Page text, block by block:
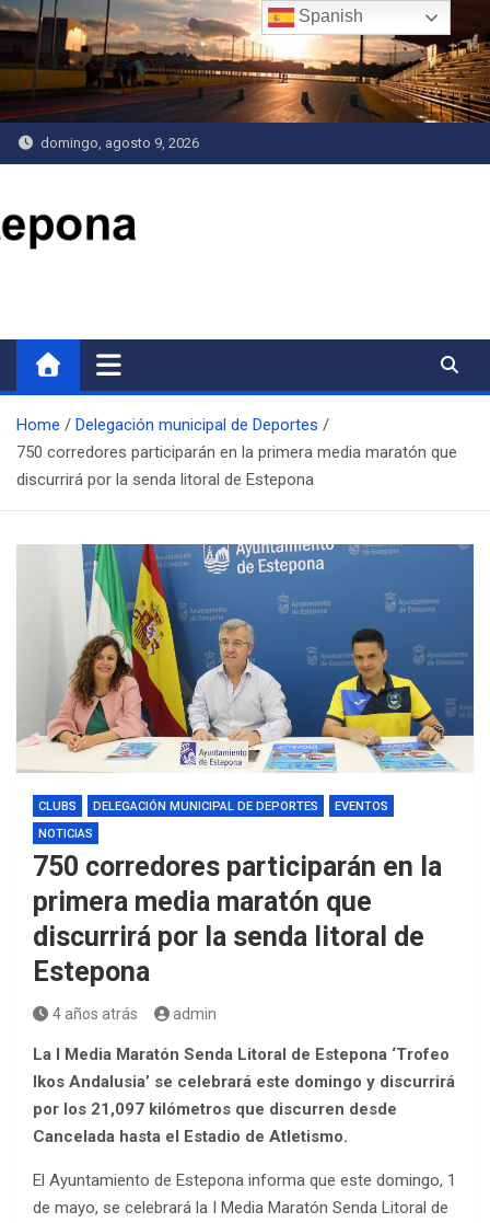
Saltar
contenido
domingo, agosto 9, 2026
Home
Delegación municipal de Deportes
750 corredores participarán en la primera media maratón que
discurrirá por la senda litoral de Estepona
CLUBS DELEGACIÓN MUNICIPAL DE DEPORTES
EVENTOS
NOTICIAS
750 corredores participarán en la
primera media maratón que
discurrirá por la senda litoral de
Estepona
4 años atrás admin
La I Media Maratón Senda Litoral de Estepona ‘Trofeo
Ikos Andalusia’ se celebrará este domingo y discurrirá
por los 21,097 kilómetros que discurren desde
Cancelada hasta el Estadio de Atletismo.
El Ayuntamiento de Estepona informa que este domingo, 1
de mayo, se celebrará la I Media Maratón Senda Litoral de
Spanish